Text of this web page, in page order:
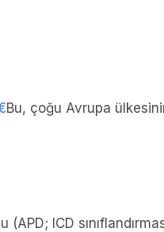
Bu, çoğu Avrupa
ICD